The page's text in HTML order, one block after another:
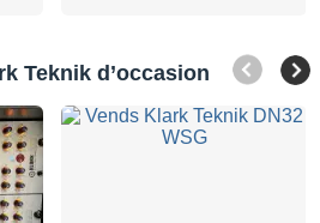
Teknik d’occasion